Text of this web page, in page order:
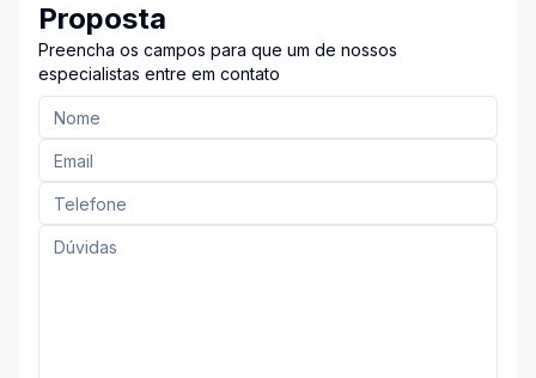
Proposta
Preencha os campos para que um de nossos
especialistas entre em contato